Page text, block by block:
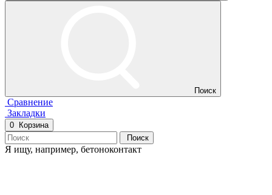
Поиск
Сравнение
Закладки
0
Корзина
Поиск
Я ищу, например, бетоноконтакт